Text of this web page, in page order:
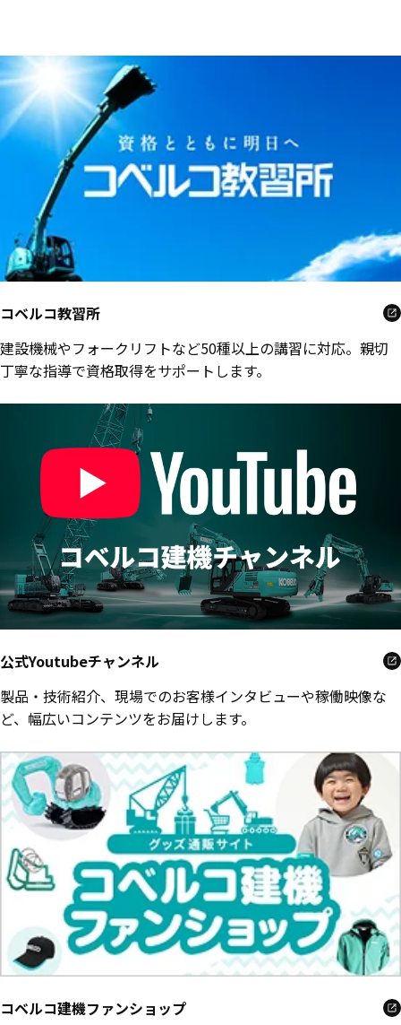
コベルコ教習所
建設機械やフォークリフトなど50種以上の講習に対応。親切
丁寧な指導で資格取得をサポートします。
公式Youtubeチャンネル
製品・技術紹介、現場でのお客様インタビューや稼働映像な
ど、幅広いコンテンツをお届けします。
コベルコ建機ファンショップ